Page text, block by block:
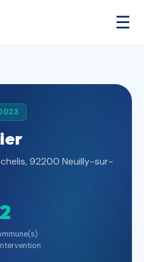
☰
92200 Neuilly-sur-